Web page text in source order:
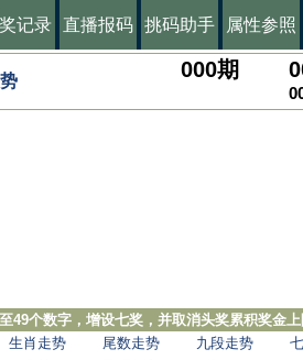
记录 直播报码 挑码助手 属性参照
000期
49个数字，增设七奖，并取消头奖累积奖金
生肖走势 尾数走势 九段走势